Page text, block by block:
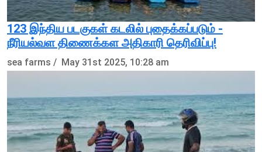
123 இந்திய படகுகள் கடலில் புதைக்கப்படும் -
நீரியல்வள திணைக்கள அதிகாரி தெரிவிப்பு!
sea farms / May 31st 2025, 10:28 am